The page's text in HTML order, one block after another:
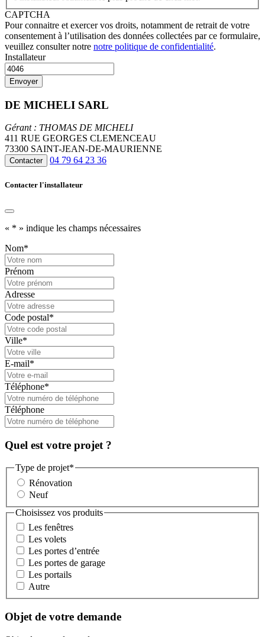
CAPTCHA
Pour connaitre et exercer vos droits, notamment de retrait de votre
consentement à l’utilisation des données collectées par ce formulaire,
veuillez consulter notre notre politique de confidentialité.
Installateur
DE MICHELI SARL
Gérant : THOMAS DE MICHELI
411 RUE GEORGES CLEMENCEAU
73300 SAINT-JEAN-DE-MAURIENNE
Contacter 04 79 64 23 36
Contacter l'installateur
« * » indique les champs nécessaires
Nom*
Prénom
Adresse
Code postal*
Ville*
E-mail*
Téléphone*
Téléphone
Quel est votre projet ?
Type de projet*
Rénovation
Neuf
Choisissez vos produits
Les fenêtres
Les volets
Les portes d’entrée
Les portes de garage
Les portails
Autre
Objet de votre demande